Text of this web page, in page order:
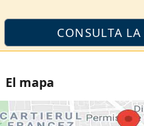
El mapa